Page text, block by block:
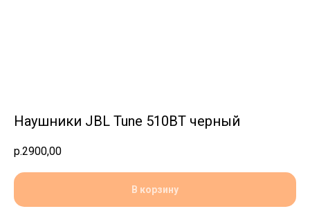
Наушники JBL Tune 510BT черный
р.2900,00
В корзину